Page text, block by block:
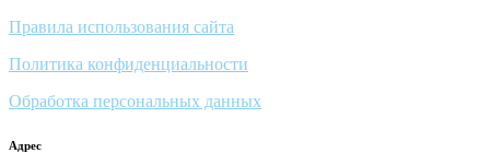
Правила использования сайта
Политика конфиденциальности
Обработка персональных данных
Адрес